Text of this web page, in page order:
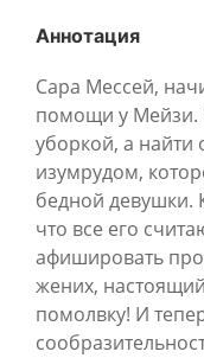
Аннотация
Сара Мессей,
помощи у Мейзи.
уборкой, а
изумрудом,
бедной девушки.
что все его
афишировать
жених,
помолвку! И